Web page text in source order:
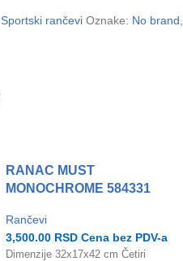
Sportski rančevi Oznake: No brand
RANAC MUST
MONOCHROME 584331
Rančevi
3,500.00 RSD Cena bez PDV-a
Dimenzije 32x17x42 cm Četiri